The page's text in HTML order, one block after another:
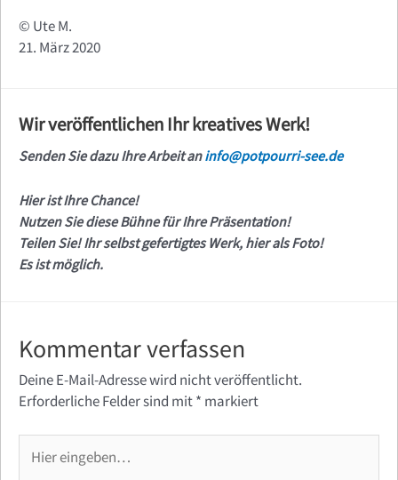
© Ute M.
21. März 2020
Wir veröffentlichen Ihr kreatives Werk!
Senden Sie dazu Ihre Arbeit aninfo@potpourri-see.de
Hier ist Ihre Chance!
Nutzen Sie diese Bühne für Ihre Präsentation!
Teilen Sie! Ihr selbst gefertigtes Werk, hier als Foto!
Es ist möglich.
Kommentar verfassen
Deine E-Mail-Adresse wird nicht veröffentlicht.
Erforderliche Felder sind mit* markiert
eingeben…